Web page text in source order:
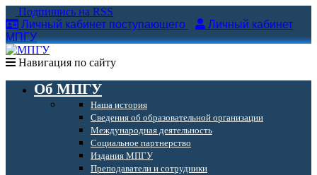
Подпишись на RSS
Личный кабинет поступающего
Личный кабинет
МПГУ
Навигация по сайту
Об МПГУ
Наша история
Сведения об образовательной организации
Международная деятельность
Социальное партнерство
Издания МПГУ
Преподаватели и сотрудники